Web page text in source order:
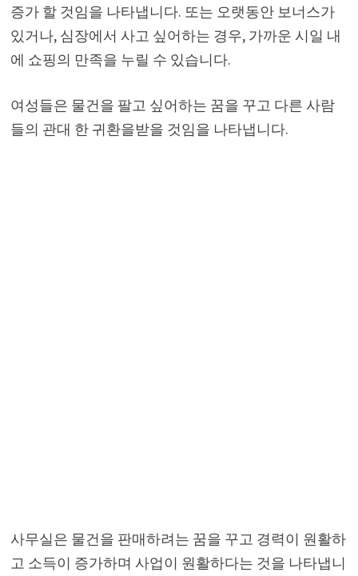
증가 할 것임을 나타냅니다. 또는 오랫동안 보너스가
있거나, 심장에서 사고 싶어하는 경우, 가까운 시일 내
에 쇼핑의 만족을 누릴 수 있습니다.
여성들은 물건을 팔고 싶어하는 꿈을 꾸고 다른 사람
들의 관대 한 귀환을받을 것임을 나타냅니다.
사무실은 물건을 판매하려는 꿈을 꾸고 경력이 원활하
고 소득이 증가하며 사업이 원활하다는 것을 나타냅니